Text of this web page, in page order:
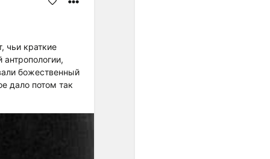
чьи краткие
божественный
дало потом так